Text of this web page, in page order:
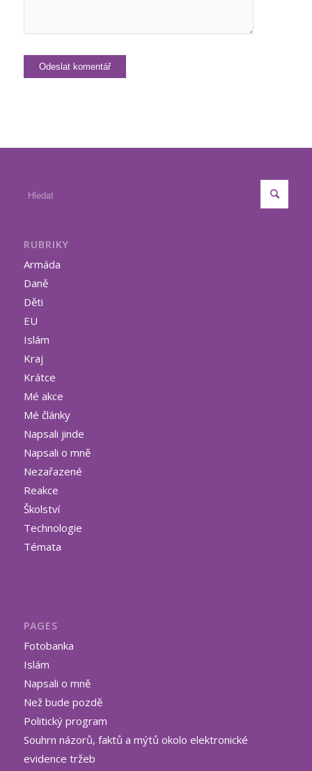
RUBRIKY
Armáda
Daně
Děti
EU
Islám
Kraj
Krátce
Mé akce
Mé články
Napsali jinde
Napsali o mně
Nezařazené
Reakce
Školství
Technologie
Témata
PAGES
Fotobanka
Islám
Napsali o mně
Než bude pozdě
Politický program
Souhrn názorů, faktů a mýtů okolo elektronické
evidence tržeb